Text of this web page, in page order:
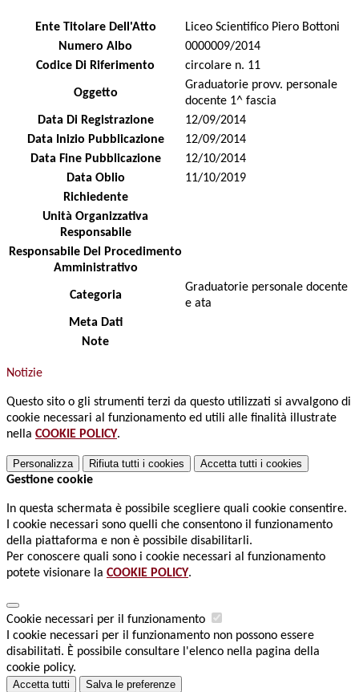
Ente Titolare Dell'Atto
Liceo Scientifico Piero Bottoni
Numero Albo
0000009/2014
Codice Di Riferimento
circolare n. 11
Oggetto
Graduatorie provv. personale
docente 1^ fascia
Data Di Registrazione
12/09/2014
Data Inizio Pubblicazione
12/09/2014
Data Fine Pubblicazione
12/10/2014
Data Oblio
11/10/2019
Richiedente
Unità Organizzativa
Responsabile
Responsabile Del Procedimento
Amministrativo
Categoria
Graduatorie personale docente
e ata
Meta Dati
Note
Notizie
Questo sito o gli strumenti terzi da questo utilizzati si avvalgono di
cookie necessari al funzionamento ed utili alle finalità illustrate
nella COOKIE POLICY.
Personalizza Rifiuta tutti i cookies Accetta tutti i cookies
Gestione cookie
In questa schermata è possibile scegliere quali cookie consentire.
I cookie necessari sono quelli che consentono il funzionamento
della piattaforma e non è possibile disabilitarli.
Per conoscere quali sono i cookie necessari al funzionamento
potete visionare la COOKIE POLICY.
Cookie necessari per il funzionamento
I cookie necessari per il funzionamento non possono essere
disabilitati. È possibile consultare l'elenco nella pagina della
cookie policy.
Accetta tutti Salva le preferenze